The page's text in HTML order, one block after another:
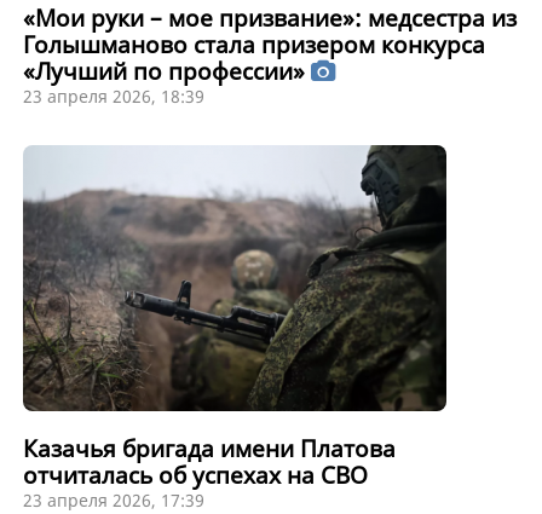
«Мои руки – мое призвание»: медсестра из
Голышманово стала призером конкурса
«Лучший по профессии»
23 апреля 2026, 18:39
Казачья бригада имени Платова
отчиталась об успехах на СВО
23 апреля 2026, 17:39